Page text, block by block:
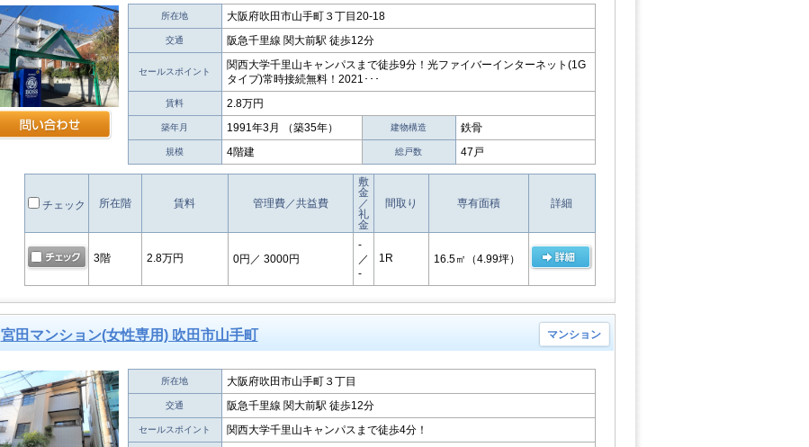
所在地 大阪府吹田市山手町３丁目20-18
交通 阪急千里線 関大前駅 徒歩12分
セールスポイント
関西大学千里山キャンパスまで徒歩9分！光ファイバーインターネット(1G
タイプ)常時接続無料！2021･･･
賃料 2.8万円
築年月 1991年3月 （築35年） 建物構造 鉄骨
規模 4階建 総戸数 47戸
チェック 所在階 賃料 管理費／共益費
敷
金
／
礼
金
間取り 専有面積 詳細
3階 2.8万円 0円 ／ 3000円
-
／
-
1R 16.5㎡ （4.99坪）
宮田マンション(女性専用) 吹田市山手町 マンション
所在地 大阪府吹田市山手町３丁目
交通 阪急千里線 関大前駅 徒歩12分
セールスポイント 関西大学千里山キャンパスまで徒歩4分！